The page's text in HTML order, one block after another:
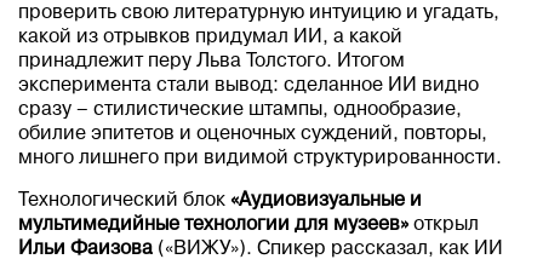
проверить свою литературную интуицию и угадать,
какой из отрывков придумал ИИ, а какой
принадлежит перу Льва Толстого. Итогом
эксперимента стали вывод: сделанное ИИ видно
сразу – стилистические штампы, однообразие,
обилие эпитетов и оценочных суждений, повторы,
много лишнего при видимой структурированности.
Технологический блок «Аудиовизуальные и
мультимедийные технологии для музеев» открыл
Ильи Фаизова («ВИЖУ»). Спикер рассказал, как ИИ